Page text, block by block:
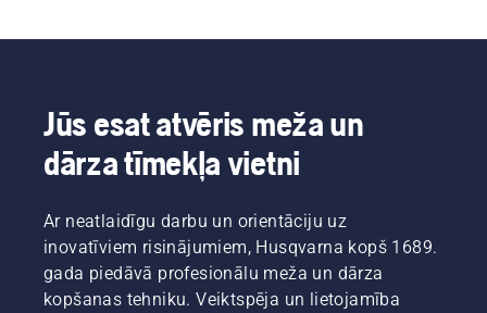
Jūs esat atvēris meža un
dārza tīmekļa vietni
Ar neatlaidīgu darbu un orientāciju uz
inovatīviem risinājumiem, Husqvarna kopš 1689.
gada piedāvā profesionālu meža un dārza
kopšanas tehniku. Veiktspēja un lietojamība